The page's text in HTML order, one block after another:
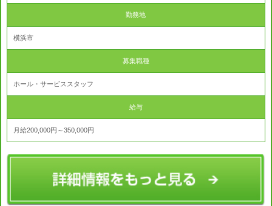
勤務地
横浜市
募集職種
ホール・サービススタッフ
給与
月給200,000円～350,000円